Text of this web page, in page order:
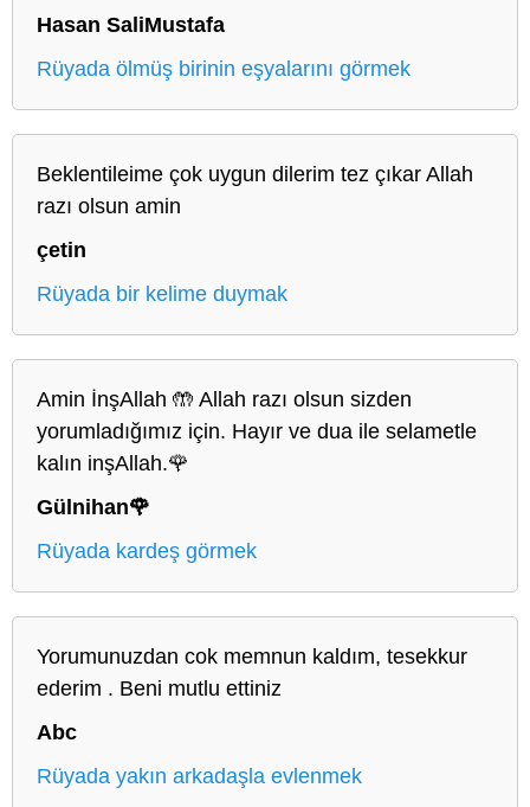
Hasan SaliMustafa
Rüyada ölmüş birinin eşyalarını görmek
Beklentileime çok uygun dilerim tez çıkar Allah
razı olsun amin
çetin
Rüyada bir kelime duymak
Amin İnşAllah 🤲 Allah razı olsun sizden
yorumladığımız için. Hayır ve dua ile selametle
kalın inşAllah.🌹
Gülnihan🌹
Rüyada kardeş görmek
Yorumunuzdan cok memnun kaldım, tesekkur
ederim . Beni mutlu ettiniz
Abc
Rüyada yakın arkadaşla evlenmek